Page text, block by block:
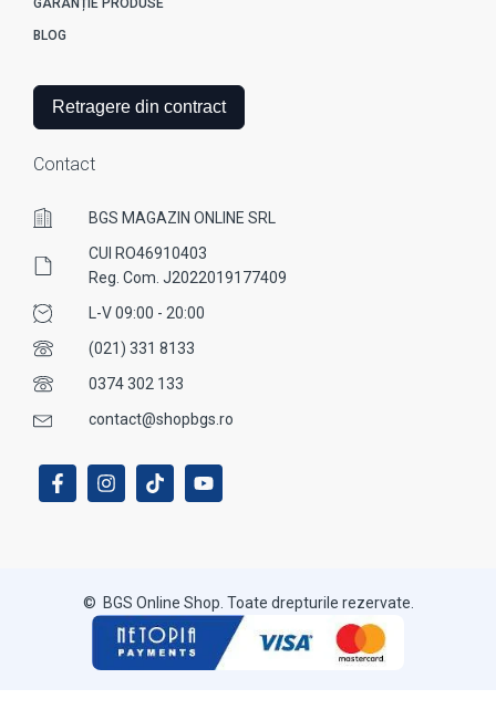
GARANȚIE PRODUSE
BLOG
Retragere din contract
Contact
BGS MAGAZIN ONLINE SRL
CUI RO46910403
Reg. Com. J2022019177409
L-V 09:00 - 20:00
(021) 331 8133
0374 302 133
contact@shopbgs.ro
© BGS Online Shop. Toate drepturile rezervate.